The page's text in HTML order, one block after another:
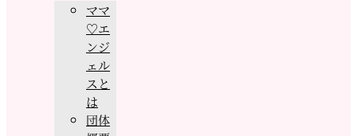
ママ
♡エ
ンジ
ェル
スと
は
団体